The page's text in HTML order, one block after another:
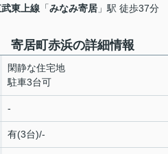
東上線 「みなみ寄居 」駅 徒歩37分
寄居町赤浜の詳細情報
閑静な住宅地
駐車3台可
-
有(3台)/-